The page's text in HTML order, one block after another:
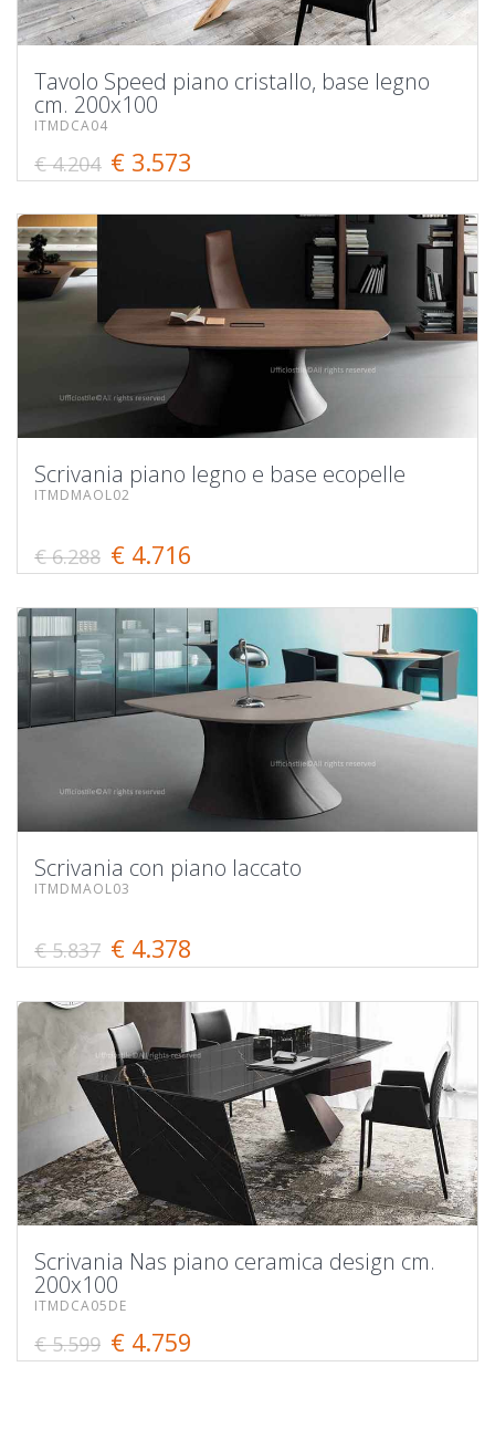
Tavolo Speed piano cristallo, base legno
cm. 200x100
ITMDCA04
€ 4.204 € 3.573
Scrivania piano legno e base ecopelle
ITMDMAOL02
€ 6.288 € 4.716
Scrivania con piano laccato
ITMDMAOL03
€ 5.837 € 4.378
Scrivania Nas piano ceramica design cm.
200x100
ITMDCA05DE
€ 5.599 € 4.759